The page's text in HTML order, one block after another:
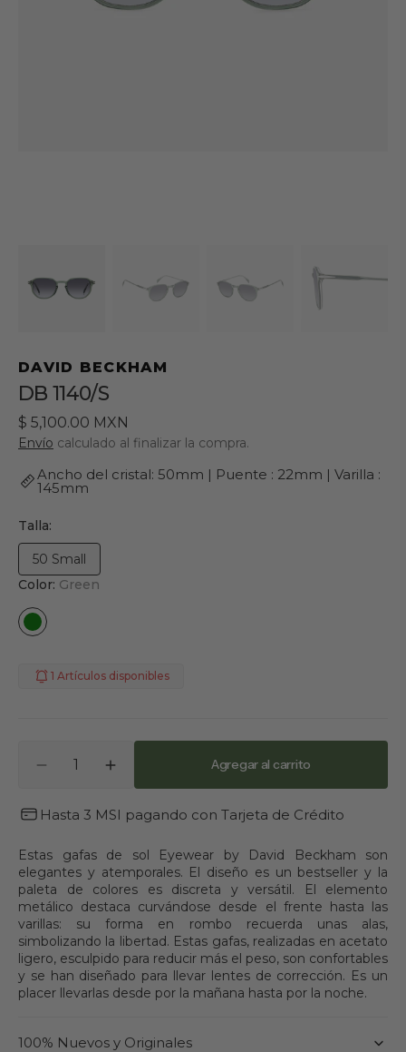
DAVID BECKHAM
DB 1140/S
Precio
habitual
$ 5,100.00 MXN
Envío calculado al finalizar la compra.
Ancho del cristal: 50mm | Puente : 22mm | Varilla :
145mm
Talla:
50 Small
Variante
agotada
Color: Green
Green
1 Artículos disponibles
Reducir
para
1140/S
Aumentar
cantidad
para
1140/S
Agregar al carrito
Hasta 3 MSI pagando con Tarjeta de Crédito
Estas gafas de sol Eyewear by David Beckham son
elegantes y atemporales. El diseño es un bestseller y la
paleta de colores es discreta y versátil. El elemento
metálico destaca curvándose desde el frente hasta las
varillas: su forma en rombo recuerda unas alas,
simbolizando la libertad. Estas gafas, realizadas en acetato
ligero, esculpido para reducir más el peso, son confortables
y se han diseñado para llevar lentes de corrección. Es un
placer llevarlas desde por la mañana hasta por la noche.
100% Nuevos y Originales